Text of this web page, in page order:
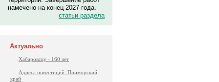
намечено на конец 2027 года.
статьи раздела
Актуально
Хабаровску - 160 лет
Адреса инвестиций. Приморский
край